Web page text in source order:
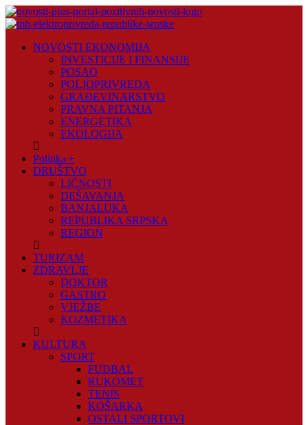
Skip
to
Plus
NOVOSTI EKONOMIJA
INVESTICIJE I FINANSIJE
POSAO
POLJOPRIVREDA
GRAĐEVINARSTVO
PRAVNA PITANJA
ENERGETIKA
EKOLOGIJA
Politika +
DRUŠTVO
LIČNOSTI
DEŠAVANJA
BANJALUKA
REPUBLIKA SRPSKA
REGION
TURIZAM
ZDRAVLJE
DOKTOR
GASTRO
VJEŽBE
KOZMETIKA
KULTURA
SPORT
FUDBAL
RUKOMET
TENIS
KOŠARKA
OSTALI SPORTOVI